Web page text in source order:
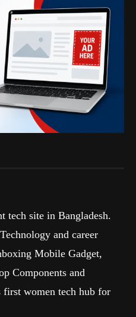
tech site in Bangladesh.
and career
Mobile Gadget,
Components and
women tech hub for